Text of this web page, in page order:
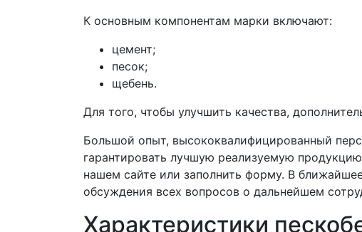
К основным компонентам марки включают:
цемент;
песок;
щебень.
Для того, чтобы улучшить качества,
Большой опыт, высококвалифицированный
гарантировать лучшую реализуемую
нашем сайте или заполнить форму. В
обсуждения всех вопросов о дальнейшем
Характеристики